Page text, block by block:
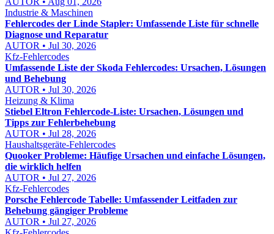
Industrie & Maschinen
Fehlercodes der Linde Stapler: Umfassende Liste für schnelle
Diagnose und Reparatur
AUTOR • Jul 30, 2026
Kfz-Fehlercodes
Umfassende Liste der Skoda Fehlercodes: Ursachen, Lösungen
und Behebung
AUTOR • Jul 30, 2026
Heizung & Klima
Stiebel Eltron Fehlercode-Liste: Ursachen, Lösungen und
Tipps zur Fehlerbehebung
AUTOR • Jul 28, 2026
Haushaltsgeräte-Fehlercodes
Quooker Probleme: Häufige Ursachen und einfache Lösungen,
die wirklich helfen
AUTOR • Jul 27, 2026
Kfz-Fehlercodes
Porsche Fehlercode Tabelle: Umfassender Leitfaden zur
Behebung gängiger Probleme
AUTOR • Jul 27, 2026